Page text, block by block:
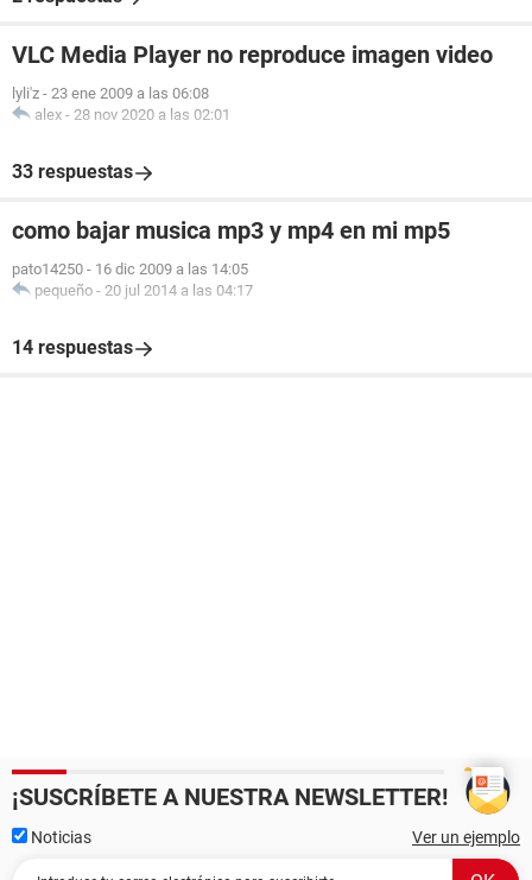
VLC Media Player no reproduce imagen video
lyli'z - 23 ene 2009 a las 06:08
alex - 28 nov 2020 a las 02:01
33 respuestas
como bajar musica mp3 y mp4 en mi mp5
pato14250 - 16 dic 2009 a las 14:05
pequeño - 20 jul 2014 a las 04:17
14 respuestas
¡SUSCRÍBETE A NUESTRA NEWSLETTER!
Noticias Ver un ejemplo